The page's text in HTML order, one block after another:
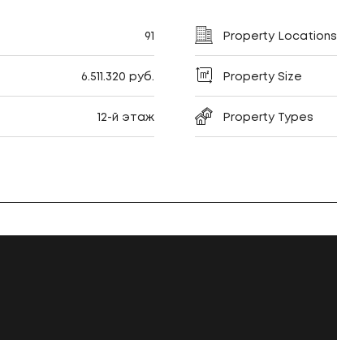
91 Property Locations
6.511.320 руб. Property Size
12-й этаж Property Types